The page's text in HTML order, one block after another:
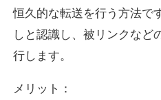
恒久的な転送を行う方法で
しと認識し、被リンクなど
行します。
メリット：